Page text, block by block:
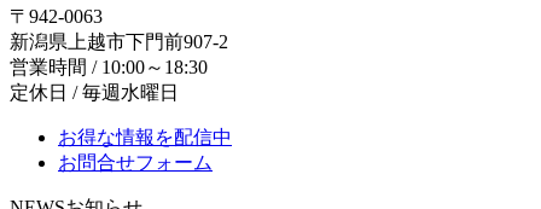
〒942-0063
新潟県上越市下門前907-2
営業時間 / 10:00～18:30
定休日 / 毎週水曜日
お得な情報を配信中
お問合せフォーム